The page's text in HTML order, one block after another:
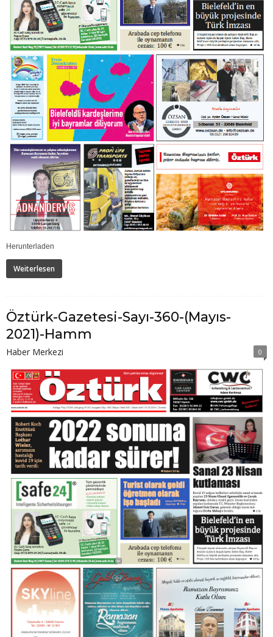
Herunterladen
Weiterlesen
Öztürk-Gazetesi-Sayı-360-(Mayıs-
2021)-Hamm
Haber Merkezi 0